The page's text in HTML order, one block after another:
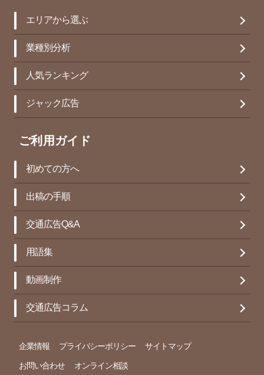
エリアから選ぶ
業種別分析
人気ランキング
ジャック広告
ご利用ガイド
初めての方へ
出稿の手順
交通広告Q&A
用語集
動画制作
交通広告コラム
企業情報 プライバシーポリシー サイトマップ
お問い合わせ オンライン相談